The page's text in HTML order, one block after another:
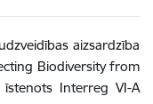
aizsardzība
Biodiversity from
īstenots Interreg VI-A